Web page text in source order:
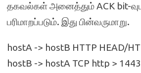
தகவல்கள் அனைத்தும் ACK bit-
பரிமாறப்படும். இது பின்வருமாறு.
hostA -> hostB HTTP HEAD/
hostB -> hostA TCP http >